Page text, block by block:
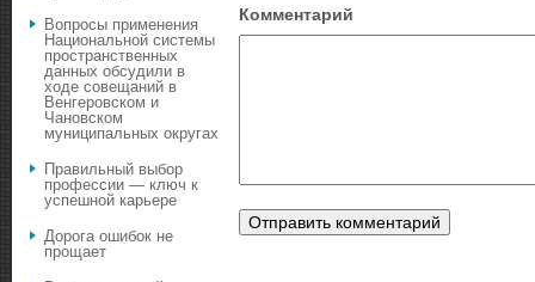
Комментарий
Вопросы применения
Национальной системы
пространственных
данных обсудили в
ходе совещаний в
Венгеровском и
Чановском
муниципальных округах
Правильный выбор
профессии — ключ к
успешной карьере
Дорога ошибок не
прощает